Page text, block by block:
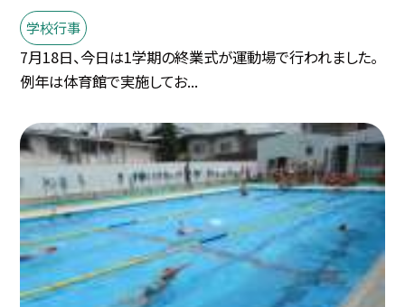
学校行事
7月18日、今日は1学期の終業式が運動場で行われました。
例年は体育館で実施してお...